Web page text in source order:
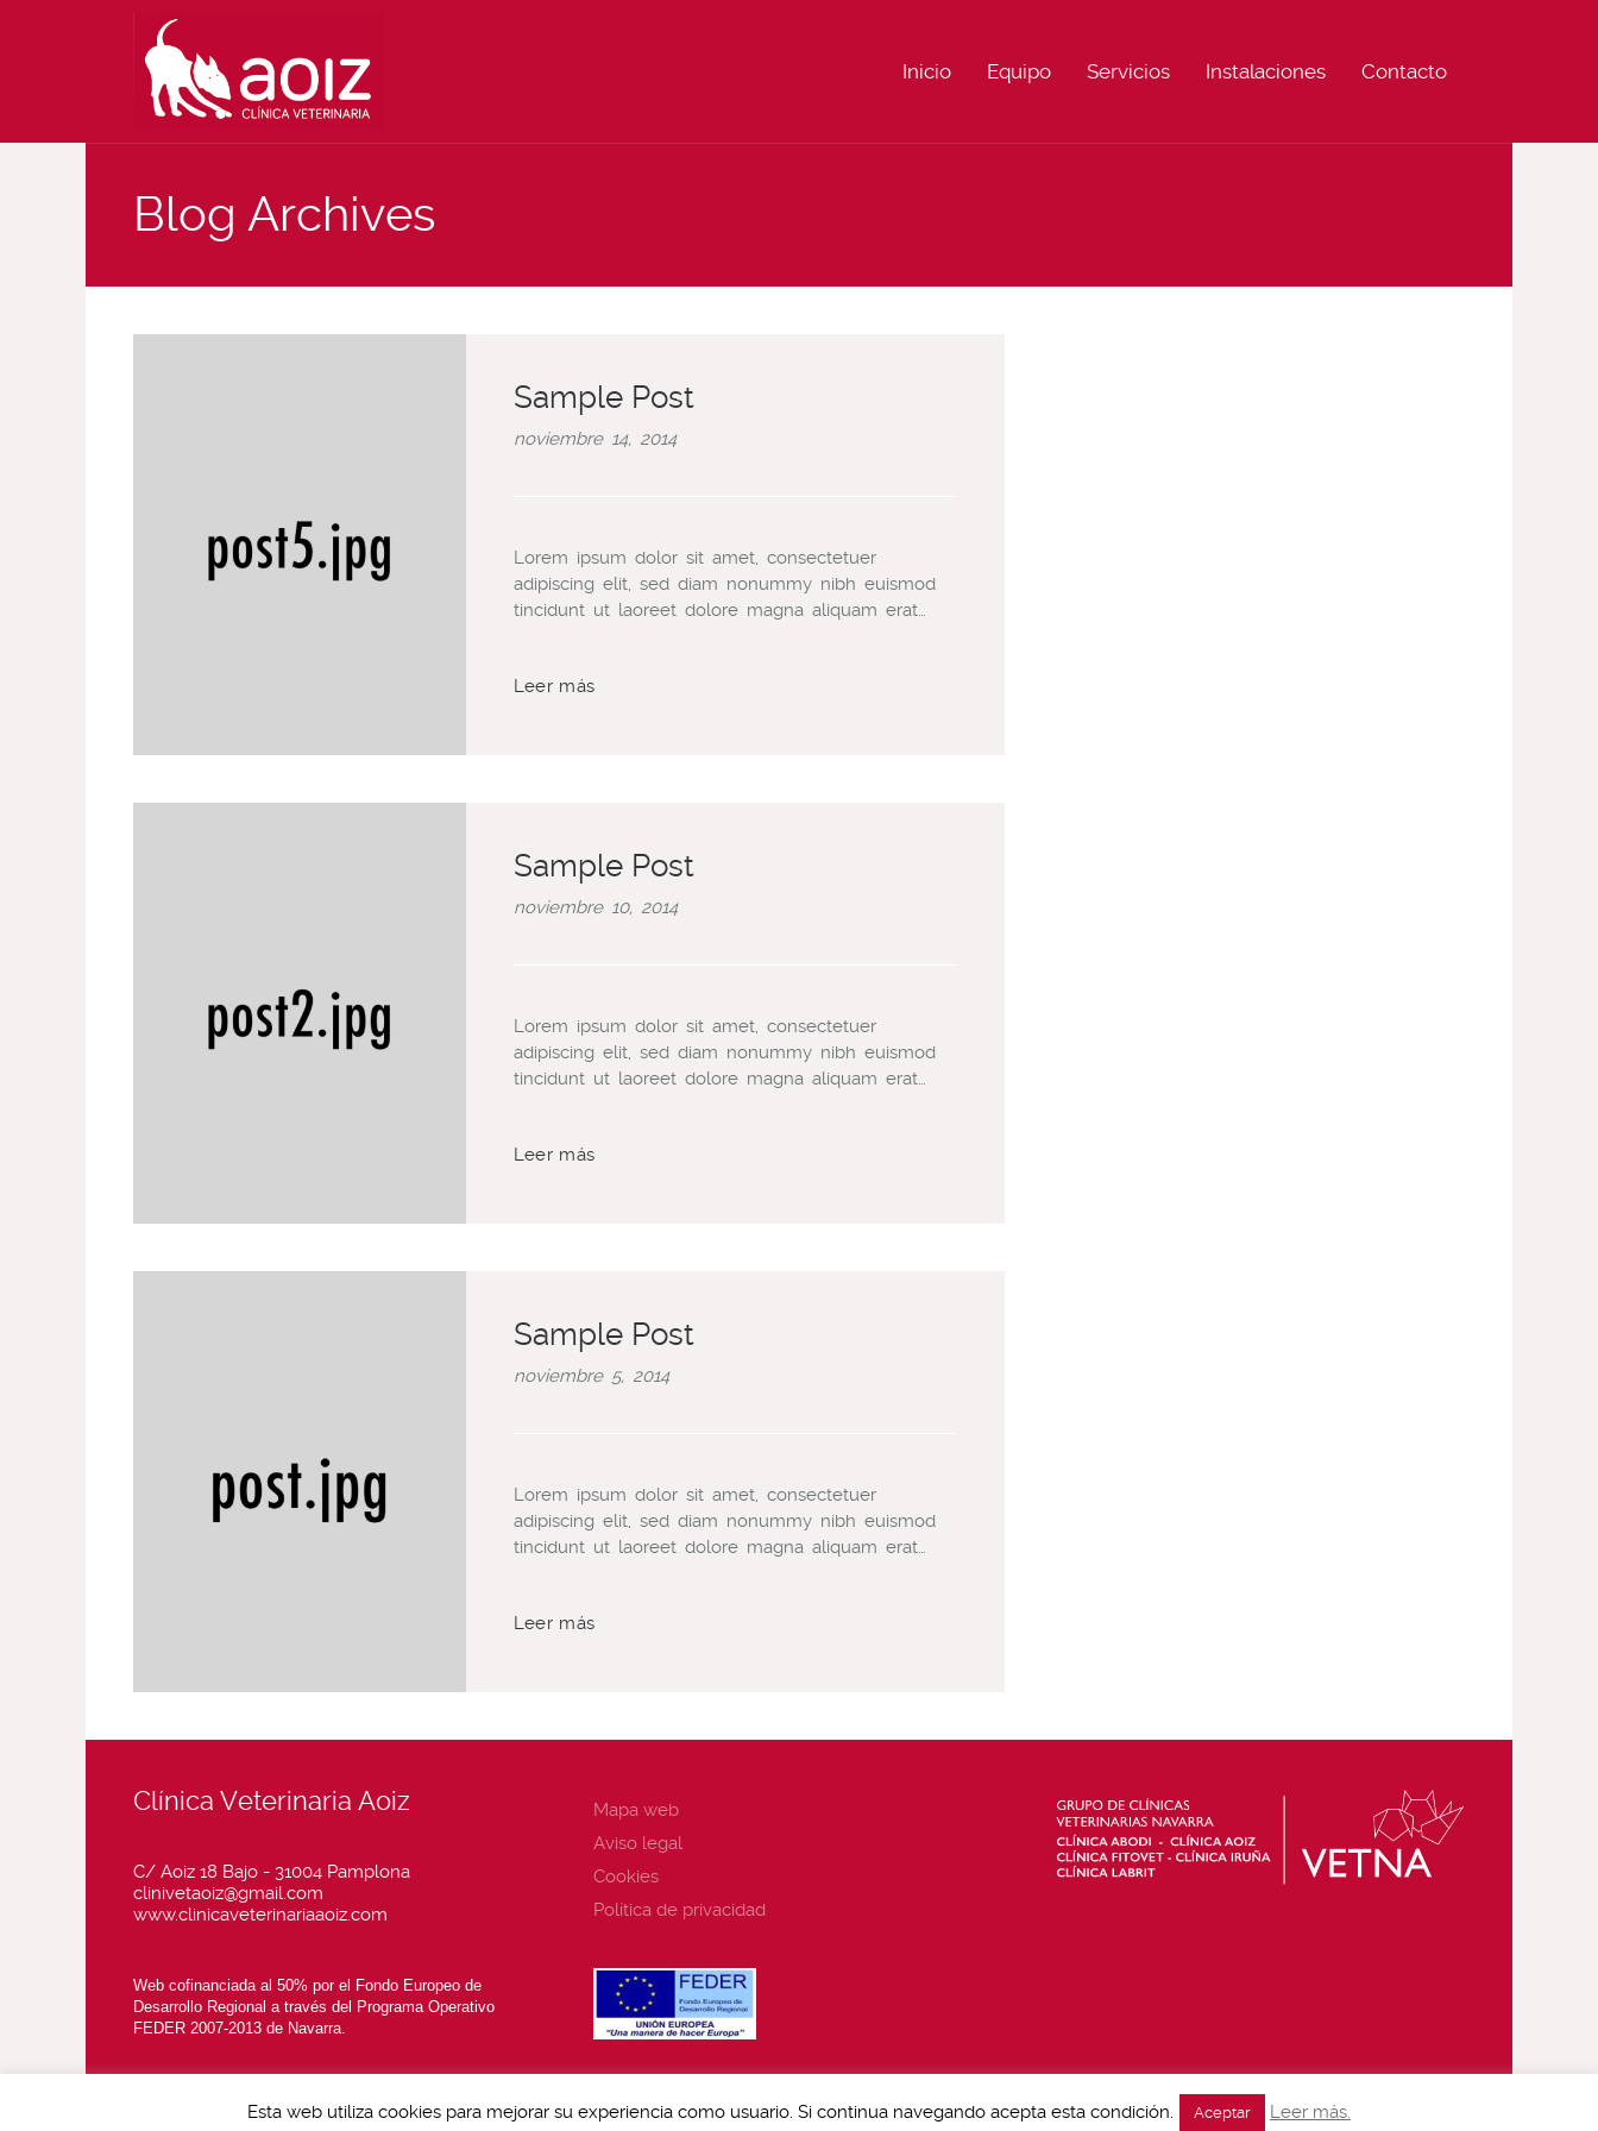
Inicio Equipo Servicios Instalaciones Contacto
Blog Archives
Sample Post
noviembre 14, 2014
Lorem ipsum dolor sit amet, consectetuer
adipiscing elit, sed diam nonummy nibh euismod
tincidunt ut laoreet dolore magna aliquam erat…
Leer más
Sample Post
noviembre 10, 2014
Lorem ipsum dolor sit amet, consectetuer
adipiscing elit, sed diam nonummy nibh euismod
tincidunt ut laoreet dolore magna aliquam erat…
Leer más
Sample Post
noviembre 5, 2014
Lorem ipsum dolor sit amet, consectetuer
adipiscing elit, sed diam nonummy nibh euismod
tincidunt ut laoreet dolore magna aliquam erat…
Leer más
Clínica Veterinaria Aoiz
C/ Aoiz 18 Bajo - 31004 Pamplona
clinivetaoiz@gmail.com
www.clinicaveterinariaaoiz.com
Web cofinanciada al 50% por el Fondo Europeo de
Desarrollo Regional a través del Programa Operativo
FEDER 2007-2013 de Navarra.
Mapa web
Aviso legal
Cookies
Política de privacidad
Esta web utiliza cookies para mejorar su experiencia como usuario. Si continua navegando acepta esta condición. Aceptar Leer más.